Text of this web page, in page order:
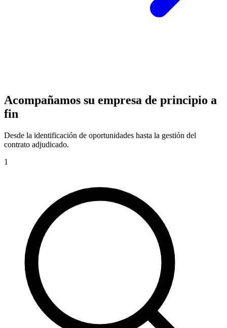
Acompañamos su empresa de principio a
fin
Desde la identificación de oportunidades hasta la gestión del
contrato adjudicado.
1